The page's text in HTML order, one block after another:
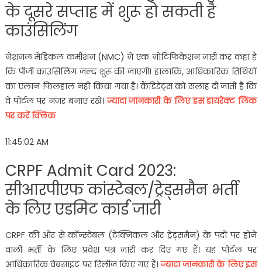
के दूसरे सप्ताह में शुरू हो सकती है
काउंसिलिंग
नेशनल मेडिकल कमीशन (NMC) ने एक नोटिफिकेशन जारी कर कहा है
कि पीजी काउंसिलिंग जल्द शुरू की जाएगी। हालांकि, आधिकारिक तिथियों
का एलान फिलहाल नहीं किया गया है। कैंडिडेट्स को सलाह दी जाती है कि
वे पोर्टल पर नजर बनाएं रखें।ज्यादा जानकारी के लिए इस डायरेक्ट लिंक
पर करें क्लिक
11:45:02 AM
CRPF Admit Card 2023:
सीआरपीएफ कांस्टेबल/ट्रेड्समैन भर्ती
के लिए एडमिट कार्ड जारी
CRPF की ओर से कॉन्स्टेबल (टेक्निकल और ट्रेड्समैन) के पदों पर होने
वाली भर्ती के लिए प्रवेश पत्र जारी कर दिए गए हैं। यह पोर्टल पर
आधिकारिक वेबसाइट पर रिलीज किए गए हैं।ज्यादा जानकारी के लिए इस